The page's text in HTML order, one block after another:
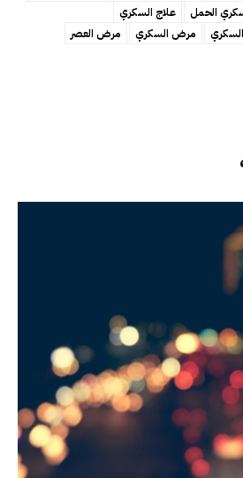
الحمل
علاج السكري
مرض السكري
مرض العصر